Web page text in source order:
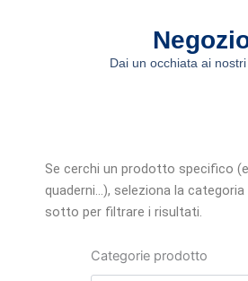
Dai un occhiata ai
Se cerchi un prodotto specifico
quaderni…), seleziona la categoria
sotto per filtrare i risultati.
Categorie prodotto